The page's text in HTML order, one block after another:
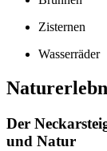
Zisternen
Wasserräder
Der
und Natur